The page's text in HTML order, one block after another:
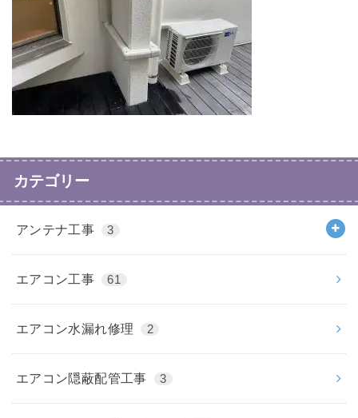
カテゴリー
アンテナ工事 3
エアコン工事 61
エアコン水漏れ修理 2
エアコン隠蔽配管工事 3